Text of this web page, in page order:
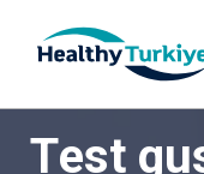
p
Test